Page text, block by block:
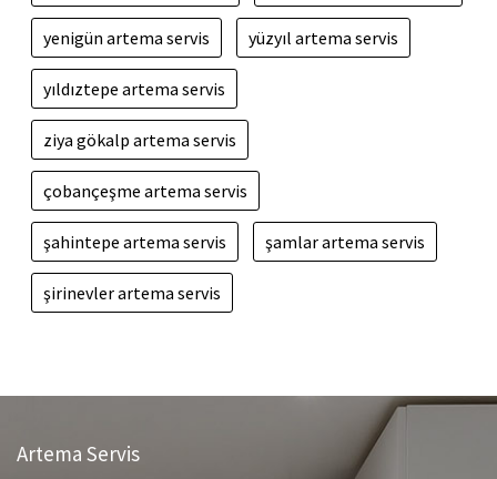
yenigün artema servis yüzyıl artema servis
yıldıztepe artema servis
ziya gökalp artema servis
çobançeşme artema servis
şahintepe artema servis şamlar artema servis
şirinevler artema servis
Artema Servis